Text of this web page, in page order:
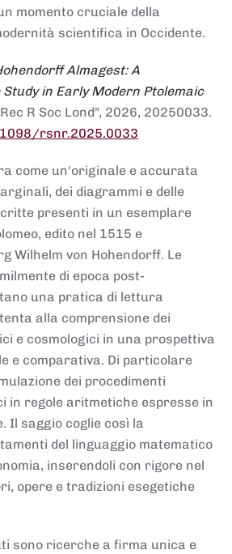
momento cruciale della
scientifica in Occidente.
Almagest: A
Study in Early Modern Ptolemaic
R Soc Lond", 2026, 20250033.
rsnr.2025.0033
come un'originale e accurata
dei diagrammi e delle
presenti in un esemplare
edito nel 1515 e
Wilhelm von Hohendorff. Le
di epoca post-
una pratica di lettura
alla comprensione dei
e cosmologici in una prospettiva
e comparativa. Di particolare
dei procedimenti
in regole aritmetiche espresse in
Il saggio coglie così la
del linguaggio matematico
inserendoli con rigore nel
opere e tradizioni esegetiche
sono ricerche a firma unica e